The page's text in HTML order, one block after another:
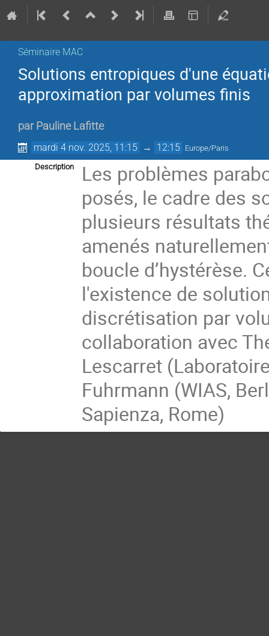
Séminaire MAC
Solutions entropiques d'une
approximation par volumes finis
par Pauline Lafitte
mardi 4 nov. 2025, 11:15 → 12:15 Europe/Paris
Description
Les problèmes
posés, le cadre des
plusieurs résultats
amenés
boucle d’hystérèse.
l'existence de
discrétisation par
collaboration avec
Lescarret
Fuhrmann (WIAS,
Sapienza, Rome)